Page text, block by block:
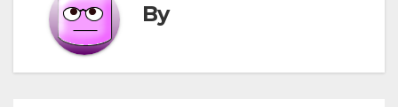
By